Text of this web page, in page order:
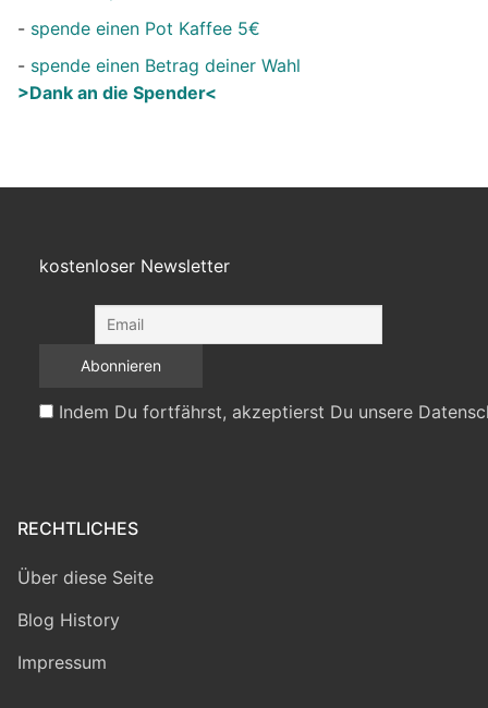
- spende einen Pot Kaffee 5€
- spende einen Betrag deiner Wahl
>Dank an die Spender<
kostenloser Newsletter
Indem Du fortfährst, akzeptierst Du unsere
RECHTLICHES
Über diese Seite
Blog History
Impressum